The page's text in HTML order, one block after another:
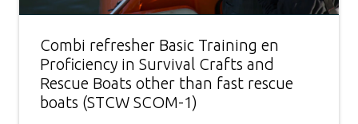
Combi refresher Basic Training en
Proficiency in Survival Crafts and
Rescue Boats other than fast rescue
boats (STCW SCOM-1)